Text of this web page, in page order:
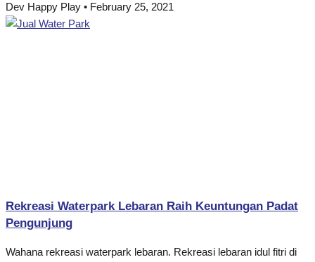
Dev Happy Play February 25, 2021
Rekreasi Waterpark Lebaran Raih Keuntungan Padat
Pengunjung
Wahana rekreasi waterpark lebaran. Rekreasi lebaran idul fitri di